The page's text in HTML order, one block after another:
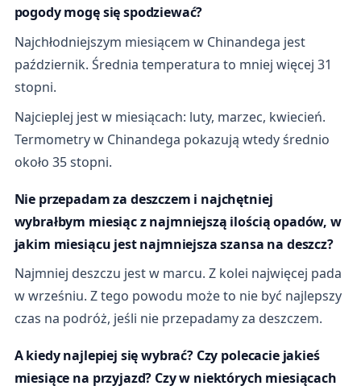
pogody mogę się spodziewać?
Najchłodniejszym miesiącem w Chinandega jest
październik. Średnia temperatura to mniej więcej 31
stopni.
Najcieplej jest w miesiącach: luty, marzec, kwiecień.
Termometry w Chinandega pokazują wtedy średnio
około 35 stopni.
Nie przepadam za deszczem i najchętniej
wybrałbym miesiąc z najmniejszą ilością opadów, w
jakim miesiącu jest najmniejsza szansa na deszcz?
Najmniej deszczu jest w marcu. Z kolei najwięcej pada
w wrześniu. Z tego powodu może to nie być najlepszy
czas na podróż, jeśli nie przepadamy za deszczem.
A kiedy najlepiej się wybrać? Czy polecacie jakieś
miesiące na przyjazd? Czy w niektórych miesiącach